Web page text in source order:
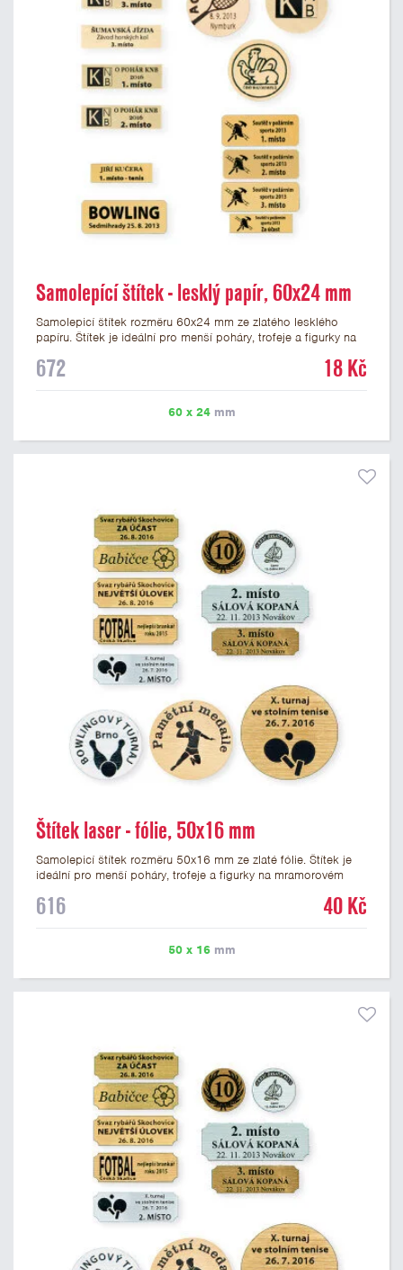
Samolepící štítek - lesklý papír, 60x24 mm
Samolepicí štítek rozměru 60x24 mm ze zlatého lesklého
papíru. Štítek je ideální pro menší poháry, trofeje a figurky na
libovolné logo nebo text. Potisk štítku je zahrnut v ceně. U
výrobu štítku je možné přiložit v prvním kroku objednávky.
672 18 Kč
60 x 24mm
Štítek laser - fólie, 50x16 mm
Samolepicí štítek rozměru 50x16 mm ze zlaté fólie. Štítek je
ideální pro menší poháry, trofeje a figurky na mramorovém
nebo text. U textu doporučujeme maximálně 3 řádky, aby byla
možné přiložit v prvním kroku objednávky.
616 40 Kč
50 x 16mm